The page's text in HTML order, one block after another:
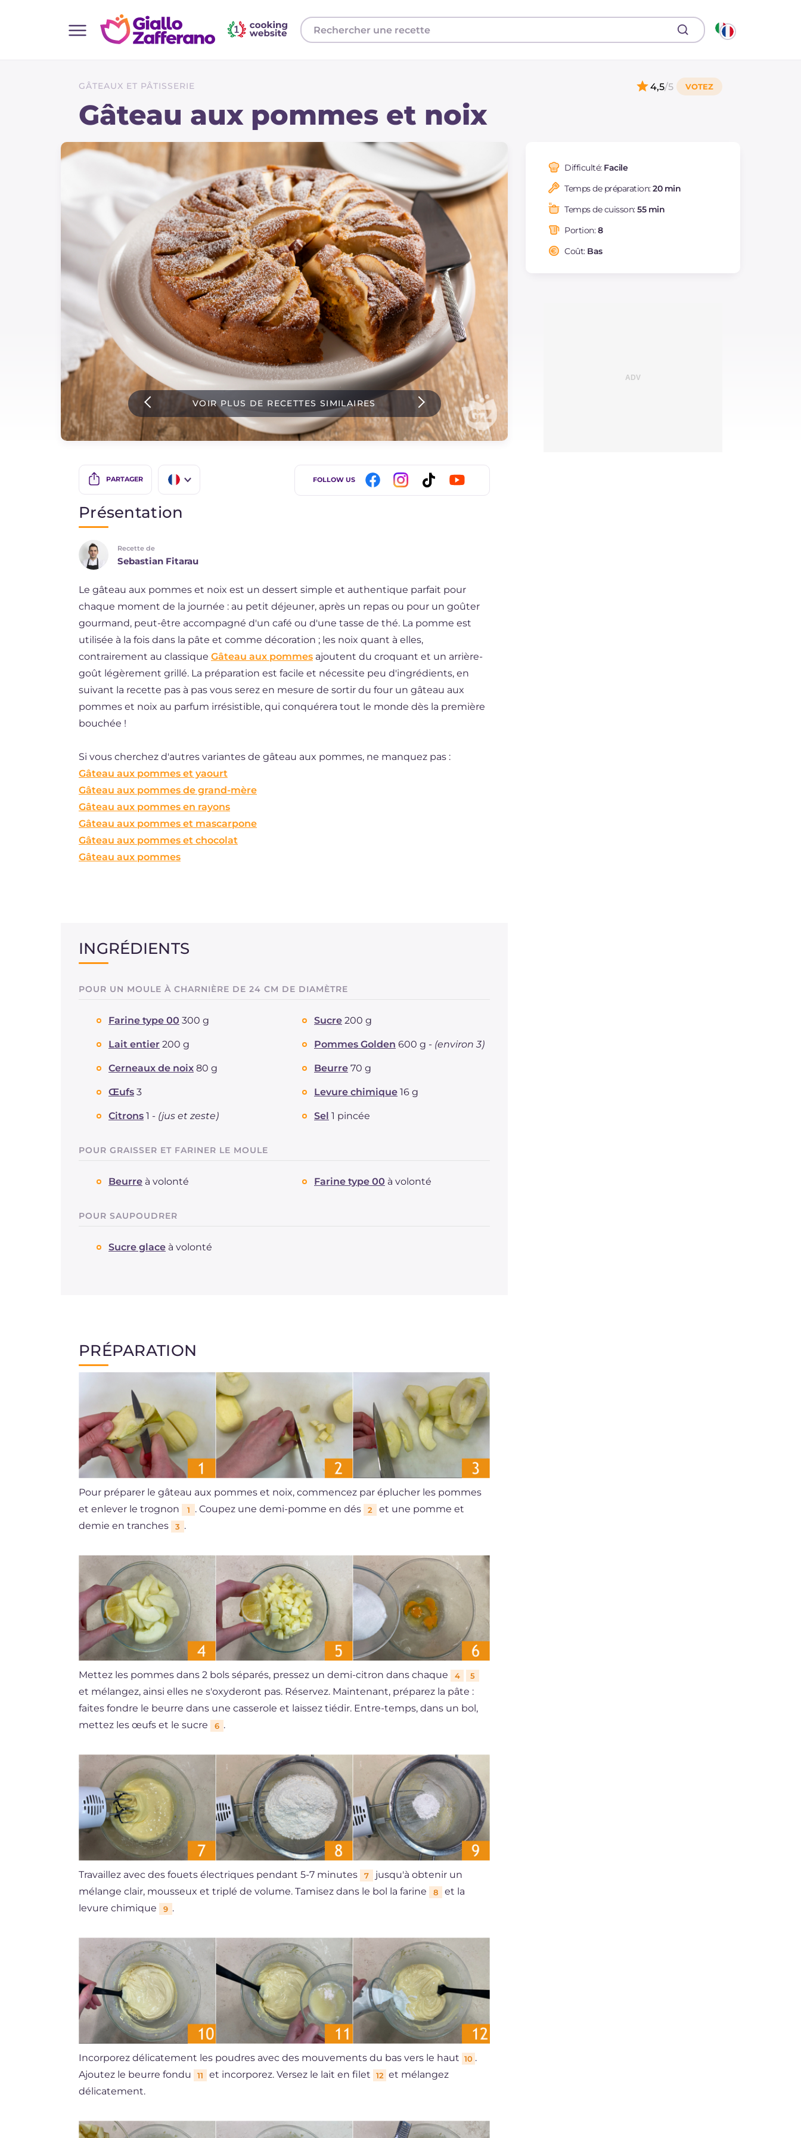
Toutes les recettes
Plats principaux
Boissons et rafraîchissements
Accompagnement
Dernieres recettes
Instagram
YouTube
GÂTEAUX ET PÂTISSERIE
Gâteau aux pommes et noix
4,5/5
VOIR PLUS DE RECETTES SIMILAIRES
PARTAGER
BR
FOLLOW US
Difficulté: Facile
Temps de préparation:20 min
Temps de cuisson:55 min
Portion:8
Coût: Bas
Présentation
Recette de
Sebastian Fitarau
Le gâteau aux pommes et noix est un dessert simple et authentique parfait pour
chaque moment de la journée : au petit déjeuner, après un repas ou pour un goûter
gourmand, peut-être accompagné d'un café ou d'une tasse de thé. La pomme est
utilisée à la fois dans la pâte et comme décoration ; les noix quant à elles,
contrairement au classique Gâteau aux pommes ajoutent du croquant et un arrière-
goût légèrement grillé. La préparation est facile et nécessite peu d'ingrédients, en
suivant la recette pas à pas vous serez en mesure de sortir du four un gâteau aux
pommes et noix au parfum irrésistible, qui conquérera tout le monde dès la première
bouchée !
Si vous cherchez d'autres variantes de gâteau aux pommes, ne manquez pas :
Gâteau aux pommes et yaourt
Gâteau aux pommes de grand-mère
Gâteau aux pommes en rayons
Gâteau aux pommes et mascarpone
Gâteau aux pommes et chocolat
Gâteau aux pommes
INGRÉDIENTS
POUR UN MOULE À CHARNIÈRE DE 24 CM DE DIAMÈTRE
Farine type 00 300 g Sucre 200 g
Lait entier 200 g Pommes Golden 600 g - (environ 3)
Cerneaux de noix 80 g Beurre 70 g
Œufs 3 Levure chimique 16 g
Citrons 1 - (jus et zeste) Sel 1 pincée
POUR GRAISSER ET FARINER LE MOULE
Beurre à volonté Farine type 00 à volonté
POUR SAUPOUDRER
Sucre glace à volonté
PRÉPARATION
Pour préparer le gâteau aux pommes et noix, commencez par éplucher les pommes
et enlever le trognon
1 . Coupez une demi-pomme en dés 2
et une pomme et
demie en tranches
3 .
Mettez les pommes dans 2 bols séparés, pressez un demi-citron dans chaque 4 5
et mélangez, ainsi elles ne s'oxyderont pas. Réservez. Maintenant, préparez la pâte :
faites fondre le beurre dans une casserole et laissez tiédir. Entre-temps, dans un bol,
mettez les œufs et le sucre
6 .
Travaillez avec des fouets électriques pendant 5-7 minutes 7
jusqu'à obtenir un
mélange clair, mousseux et triplé de volume. Tamisez dans le bol la farine
8
et la
levure chimique
9 .
Incorporez délicatement les poudres avec des mouvements du bas vers le haut 10 .
Ajoutez le beurre fondu
11 et incorporez. Versez le lait en filet 12 et mélangez
délicatement.